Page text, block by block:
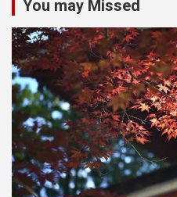
You may Missed